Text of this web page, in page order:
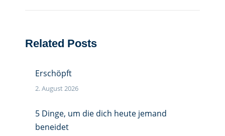
Related Posts
Erschöpft
2. August 2026
5 Dinge, um die dich heute jemand
beneidet